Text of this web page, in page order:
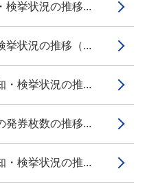
挙状況の推移...
状況の推移（...
検挙状況の推...
券枚数の推移...
検挙状況の推...